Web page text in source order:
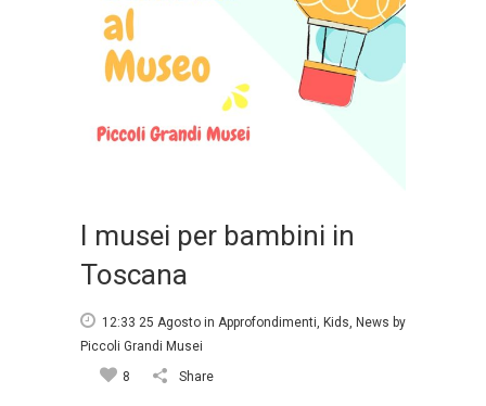
I musei per bambini in
Toscana
12:33 25 Agosto in Approfondimenti, Kids, News by
Piccoli Grandi Musei
8
Share